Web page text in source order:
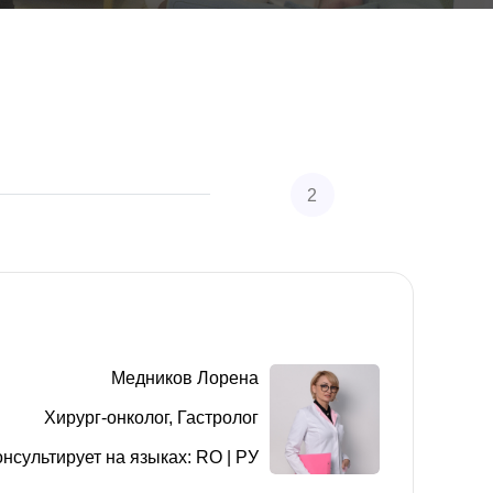
2
Медников Лорена
Хирург-oнколог, Гастролог
на языках: RO | РУ